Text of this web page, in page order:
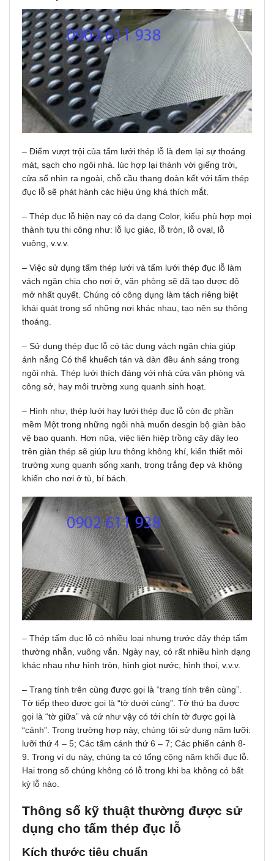
– Điểm vượt trội của tấm lưới thép lỗ là đem lại sự thoáng
mát, sạch cho ngôi nhà. lúc hợp lại thành với giếng trời,
cửa sổ nhìn ra ngoài, chỗ cầu thang đoàn kết với tấm thép
đục lỗ sẽ phát hành các hiệu ứng khá thích mắt.
– Thép đục lỗ hiện nay có đa dạng Color, kiểu phù hợp mọi
thành tựu thi công như: lỗ lục giác, lỗ tròn, lỗ oval, lỗ
vuông, v.v.v.
– Việc sử dụng tấm thép lưới và tấm lưới thép đục lỗ làm
vách ngăn chia cho nơi ở, văn phòng sẽ đã tạo được độ
mở nhất quyết. Chúng có công dụng làm tách riêng biệt
khái quát trong số những nơi khác nhau, tạo nên sự thông
thoáng.
– Sử dụng thép đục lỗ có tác dụng vách ngăn chia giúp
ánh nắng Có thể khuếch tán và dàn đều ánh sáng trong
ngôi nhà. Thép lưới thích đáng với nhà cửa văn phòng và
công sở, hay môi trường xung quanh sinh hoạt.
– Hình như, thép lưới hay lưới thép đục lỗ còn đc phần
mềm Một trong những ngôi nhà muốn desgin bộ giàn bảo
vệ bao quanh. Hơn nữa, việc liên hiệp trồng cây dây leo
trên giàn thép sẽ giúp lưu thông không khí, kiến thiết môi
trường xung quanh sống xanh, trong trắng đẹp và không
khiến cho nơi ở tù, bí bách.
– Thép tấm đục lỗ có nhiều loại nhưng trước đây thép tấm
thường nhẵn, vuông vắn. Ngày nay, có rất nhiều hình dạng
khác nhau như hình tròn, hình giọt nước, hình thoi, v.v.v.
– Trang tính trên cùng được gọi là “trang tính trên cùng”.
Tờ tiếp theo được gọi là “tờ dưới cùng”. Tờ thứ ba được
gọi là “tờ giữa” và cứ như vậy có tới chín tờ được gọi là
“cánh”. Trong trường hợp này, chúng tôi sử dụng năm lưỡi:
lưỡi thứ 4 – 5; Các tấm cánh thứ 6 – 7; Các phiến cánh 8-
9. Trong ví dụ này, chúng ta có tổng cộng năm khối đục lỗ.
Hai trong số chúng không có lỗ trong khi ba không có bất
kỳ lỗ nào.
Thông số kỹ thuật thường được sử
dụng cho tấm thép đục lỗ
Kích thước tiêu chuẩn